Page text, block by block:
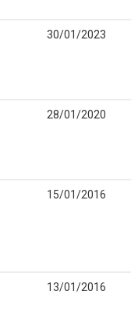
30/01/2023
28/01/2020
15/01/2016
13/01/2016